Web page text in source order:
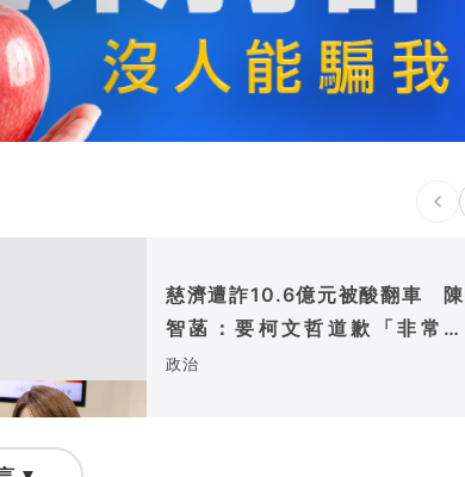
慈濟遭詐10.6億元被酸翻車 陳
智菡：要柯文哲道歉「非常荒
謬」
政治